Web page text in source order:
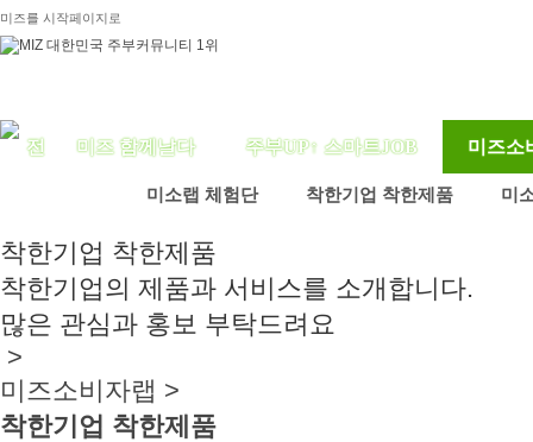
미즈를 시작페이지로
미즈 함께날다 주부UP↑ 스마트JOB 미즈소
미소랩 체험단 착한기업 착한제품 미
착한기업 착한제품
착한기업의 제품과 서비스를 소개합니다.
많은 관심과 홍보 부탁드려요
>
미즈소비자랩 >
착한기업 착한제품